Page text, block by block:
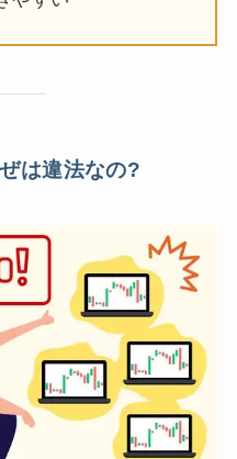
は違法なの?